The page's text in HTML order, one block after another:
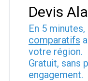
Devis
En 5
comparatifs
votre région.
Gratuit, sans
engagement.